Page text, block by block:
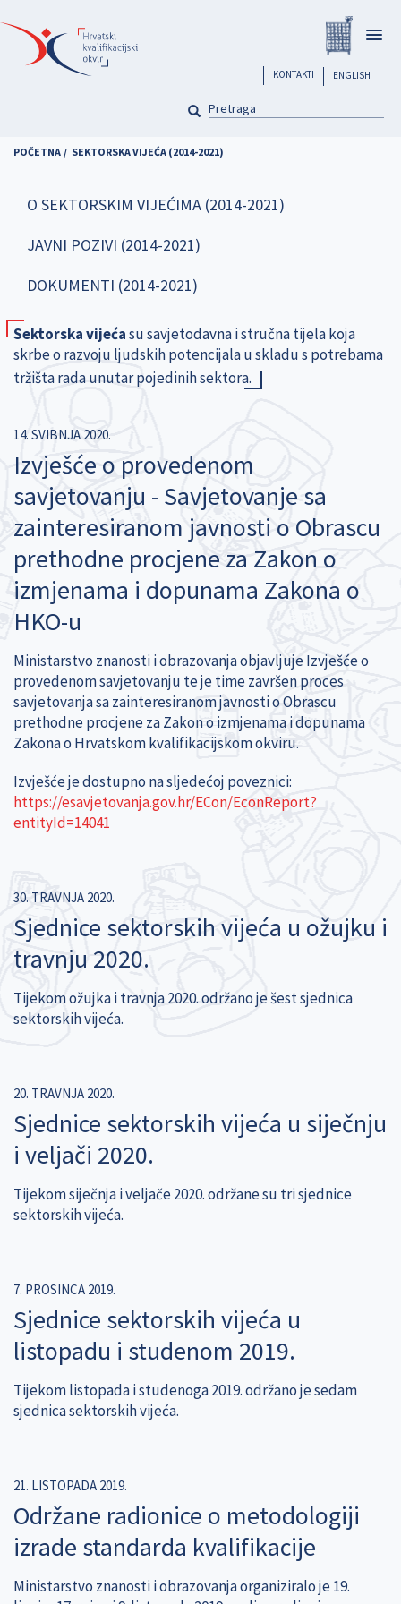
na
glavni
sadržaj
ENGLISH
header
KONTAKTI
PRETRAGA
POČETNA SEKTORSKA VIJEĆA (2014-2021)
O SEKTORSKIM VIJEĆIMA (2014-2021)
JAVNI POZIVI (2014-2021)
DOKUMENTI (2014-2021)
Sektorska vijećasu savjetodavna i stručna tijela koja
skrbe o razvoju ljudskih potencijala u skladu s potrebama
tržišta rada unutar pojedinih sektora.
14. SVIBNJA 2020.
Izvješće o provedenom
savjetovanju - Savjetovanje sa
zainteresiranom javnosti o Obrascu
prethodne procjene za Zakon o
izmjenama i dopunama Zakona o
HKO-u
Ministarstvo znanosti i obrazovanja objavljuje Izvješće o
provedenom savjetovanju te je time završen proces
savjetovanja sa zainteresiranom javnosti o Obrascu
prethodne procjene za Zakon o izmjenama i dopunama
Zakona o Hrvatskom kvalifikacijskom okviru.
Izvješće je dostupno na sljedećoj poveznici:
https://esavjetovanja.gov.hr/ECon/EconReport?
entityId=14041
30. TRAVNJA 2020.
Sjednice sektorskih vijeća u ožujku i
travnju 2020.
Tijekom ožujka i travnja 2020. održano je šest sjednica
sektorskih vijeća.
20. TRAVNJA 2020.
Sjednice sektorskih vijeća u siječnju
i veljači 2020.
Tijekom siječnja i veljače 2020. održane su tri sjednice
sektorskih vijeća.
7. PROSINCA 2019.
Sjednice sektorskih vijeća u
listopadu i studenom 2019.
Tijekom listopada i studenoga 2019. održano je sedam
sjednica sektorskih vijeća.
21. LISTOPADA 2019.
Održane radionice o metodologiji
izrade standarda kvalifikacije
Ministarstvo znanosti i obrazovanja organiziralo je 19.